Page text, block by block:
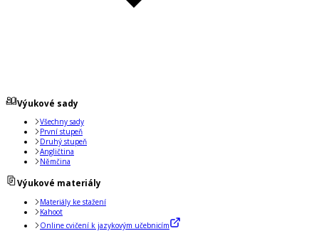
Výukové sady
Všechny sady
První stupeň
Druhý stupeň
Angličtina
Němčina
Výukové materiály
Materiály ke stažení
Kahoot
Online cvičení k jazykovým učebnicím